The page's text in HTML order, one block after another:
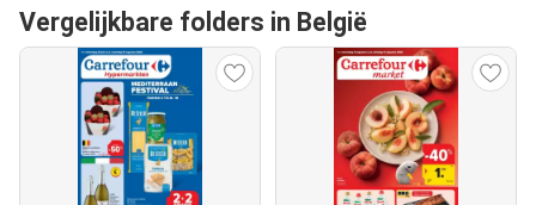
Vergelijkbare folders in België